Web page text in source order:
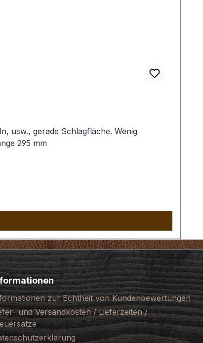
usw., gerade Schlagfläche. Wenig
295 mm
zur Echtheit von Kundenbewertungen
und Versandkosten / Lieferzeiten /